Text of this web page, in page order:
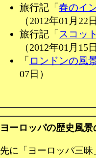
旅行記「 春のイ
（2012年01月22
旅行記「 スコッ
（2012年01月15
「 ロンドンの風
07日）
ヨーロッパの歴史風
先に「ヨーロッパ三